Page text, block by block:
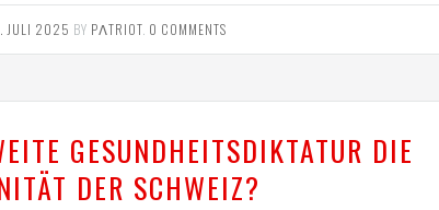
JULI 2025 BY PΛTRIOT. 0 COMMENTS
GESUNDHEITSDIKTATUR DIE
DER SCHWEIZ?